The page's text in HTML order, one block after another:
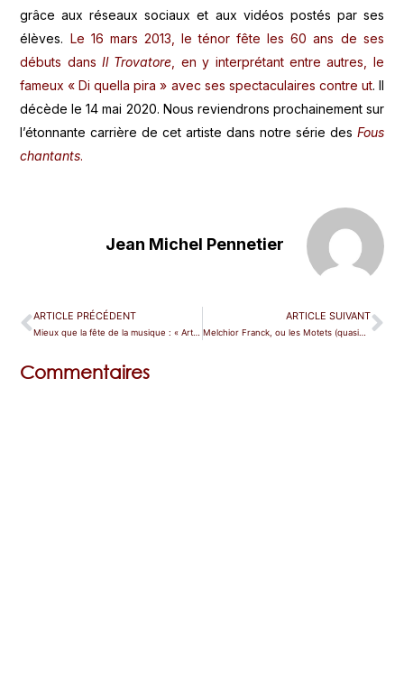
grâce aux réseaux sociaux et aux vidéos postés par ses
élèves. Le 16 mars 2013, le ténor fête les 60 ans de ses
débuts dans Il Trovatore , en y interprétant entre autres, le
fameux « Di quella pira » avec ses spectaculaires contre ut. Il
décède le 14 mai 2020. Nous reviendrons prochainement sur
l’étonnante carrière de cet artiste dans notre série des Fous
chantants.
Jean Michel Pennetier
ARTICLE PRÉCÉDENT ARTICLE SUIVANT
Melchior Franck, ou les Motets (quasiment) licencieux de la Guerre de 30 ans
Commentaires